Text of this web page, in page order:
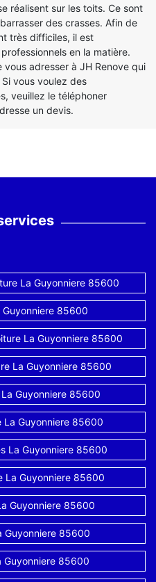
réalisent sur les toits. Ce sont
des crasses. Afin de
très difficiles, il est
en la matière.
adresser à JH Renove qui
vous voulez des
veuillez le téléphoner
un devis.
La Guyonniere 85600
85600
La Guyonniere 85600
La Guyonniere 85600
Guyonniere 85600
Guyonniere 85600
La Guyonniere 85600
La Guyonniere 85600
Guyonniere 85600
Guyonniere 85600
Guyonniere 85600